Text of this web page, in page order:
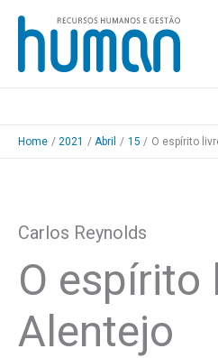
Skip
content
Home 2021 Abril 15 O espírito
Carlos Reynolds
O espírito
Alentejo